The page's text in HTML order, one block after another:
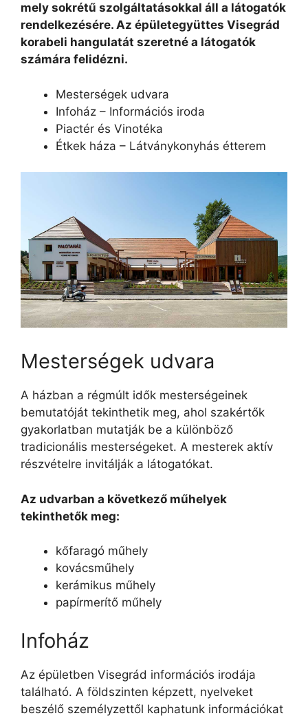
mely sokrétű szolgáltatásokkal áll a látogatók
rendelkezésére. Az épületegyüttes Visegrád
korabeli hangulatát szeretné a látogatók
számára felidézni.
Mesterségek udvara
Infoház – Információs iroda
Piactér és Vinotéka
Étkek háza – Látványkonyhás étterem
Mesterségek udvara
A házban a régmúlt idők mesterségeinek
bemutatóját tekinthetik meg, ahol szakértők
gyakorlatban mutatják be a különböző
tradicionális mesterségeket. A mesterek aktív
részvételre invitálják a látogatókat.
Az udvarban a következő műhelyek
tekinthetők meg:
kőfaragó műhely
kovácsműhely
kerámikus műhely
papírmerítő műhely
Infoház
Az épületben Visegrád információs irodája
található. A földszinten képzett, nyelveket
beszélő személyzettől kaphatunk információkat